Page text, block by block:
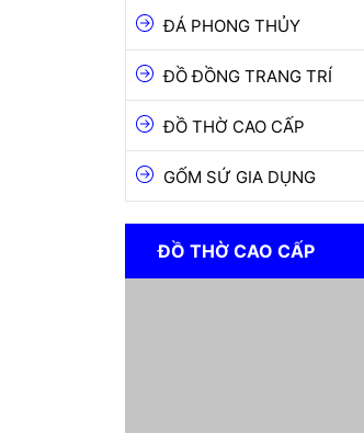
GỐM SỨ GIA DỤNG
ĐÁ PHONG THỦY
ĐỒ ĐỒNG TRANG TRÍ
ĐỒ THỜ CAO CẤP
GỐM SỨ GIA DỤNG
ĐỒ THỜ CAO CẤP